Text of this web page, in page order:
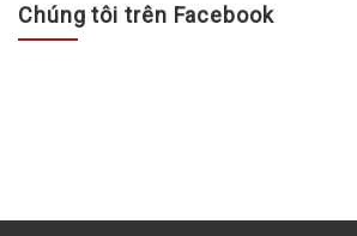
Chúng tôi trên Facebook